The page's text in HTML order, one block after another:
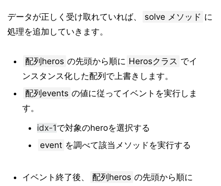
データが正しく受け取れていれば、 solve メソッド に
処理を追加していきます。
配列heros の先頭から順に Herosクラス でイ
ンスタンス化した配列で上書きします。
配列events の値に従ってイベントを実行しま
す。
idx-1で対象のheroを選択する
event を調べて該当メソッドを実行する
イベント終了後、 配列heros の先頭から順に